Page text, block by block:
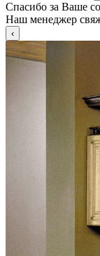
Спасибо за Ваше
Наш менеджер